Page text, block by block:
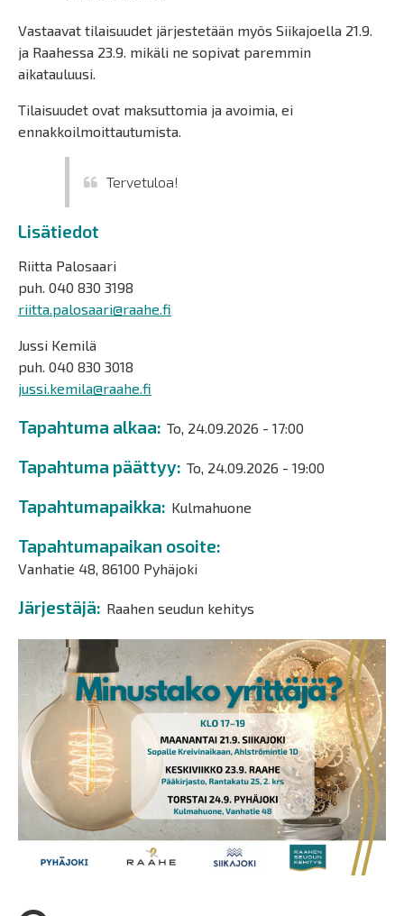
Vastaavat tilaisuudet järjestetään myös Siikajoella 21.9.
ja Raahessa 23.9. mikäli ne sopivat paremmin
aikatauluusi.
Tilaisuudet ovat maksuttomia ja avoimia, ei
ennakkoilmoittautumista.
Tervetuloa!
Lisätiedot
Riitta Palosaari
puh. 040 830 3198
riitta.palosaari@raahe.fi
Jussi Kemilä
puh. 040 830 3018
jussi.kemila@raahe.fi
Tapahtuma alkaa To, 24.09.2026 - 17:00
Tapahtuma päättyy To, 24.09.2026 - 19:00
Tapahtumapaikka Kulmahuone
Tapahtumapaikan osoite
Vanhatie 48, 86100 Pyhäjoki
Järjestäjä Raahen seudun kehitys